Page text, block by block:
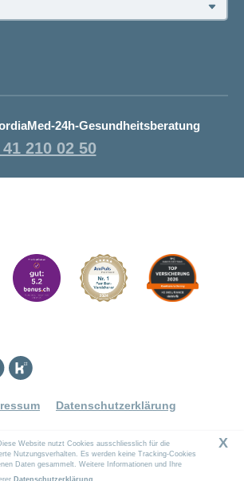
Website nutzt Cookies ausschliesslich für die
Nutzungsverhalten. Es werden keine Tracking-Cookies
Daten gesammelt. Weitere Informationen und Ihre
Datenschutzerklärung
X
24h-Gesundheitsberatung
210 02 50
Datenschutzerklärung
Kununu